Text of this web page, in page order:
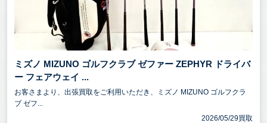
ミズノ MIZUNO ゴルフクラブ ゼファー ZEPHYR ドライバ
ー フェアウェイ ...
お客さまより、出張買取をご利用いただき、ミズノ MIZUNO ゴルフクラ
ブ ゼフ...
2026/05/29買取